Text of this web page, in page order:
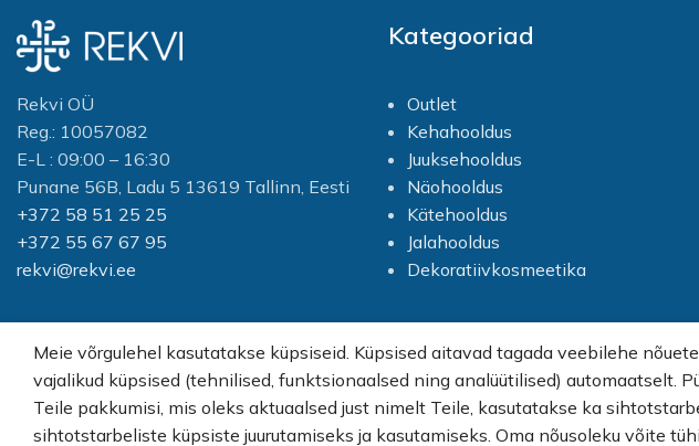
Rekvi OÜ
Reg.: 10057082
E-L : 09:00 – 16:30
Punane 56B, Ladu 5 13619 Tallinn, Eesti
+372 58 51 25 25
+372 55 67 67 95
rekvi@rekvi.ee
Kategooriad
Outlet
Kehahooldus
Juuksehooldus
Näohooldus
Kätehooldus
Jalahooldus
Dekoratiivkosmeetika
© Rekvi.ee
Created by -Webber OU
Meie võrgulehel kasutatakse küpsiseid. Küpsised aitavad tagada veebilehe
vajalikud küpsised (tehnilised, funktsionaalsed ning analüütilised) automaatselt.
Teile pakkumisi, mis oleks aktuaalsed just nimelt Teile, kasutatakse ka
sihtotstarbeliste küpsiste juurutamiseks ja kasutamiseks. Oma nõusoleku võite